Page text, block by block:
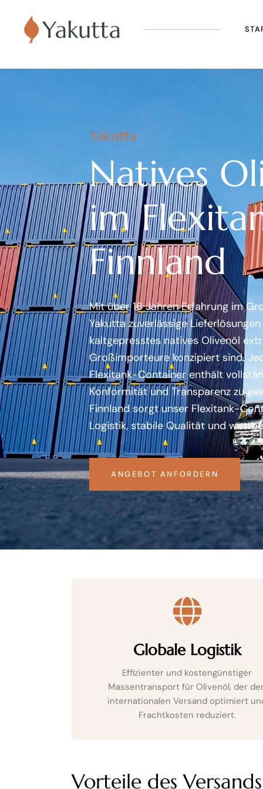
Yakutta
Natives
im
Finnland
Mit über 16 Jahren Erfahrung im
Yakutta zuverlässige
kaltgepresstes natives Olivenöl
Großimporteure konzipiert sind.
Flexitank-Container enthält
Konformität und Transparenz zu
Finnland sorgt unser Flexitank-
Logistik, stabile Qualität und
ANGEBOT ANFORDERN
Globale Logistik
Effizienter und kostengünstiger
Massentransport für Olivenöl, der
internationalen Versand optimiert
Frachtkosten reduziert.
Vorteile des Versands